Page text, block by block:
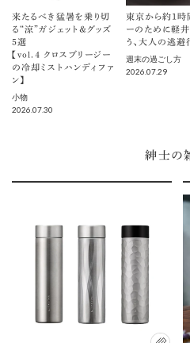
来たるべき猛暑を乗り切
る“涼”ガジェット＆グッズ
5選
【vol.４ クロスブリージー
の冷却ミストハンディファ
ン】
小物
2026.07.30
東京から約1時
ーのために軽
う、大人の逃避
週末の過ごし方
2026.07.29
紳士の